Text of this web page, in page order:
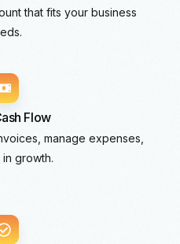
that fits your business
Flow
manage expenses,
growth.